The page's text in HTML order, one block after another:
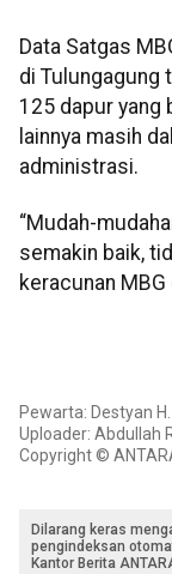
Data Satgas
di Tulungagung
125 dapur yang
lainnya masih
administrasi.
“Mudah-
semakin baik,
keracunan MBG
Pewarta: Destyan
Uploader: Abdullah
Copyright ©
Dilarang keras
pengindeksan
Kantor Berita